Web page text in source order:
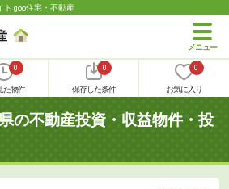
ト goo住宅・不動産
0
た物件
0
保存した条件
0
お気に入り
の不動産投資・収益物件・投